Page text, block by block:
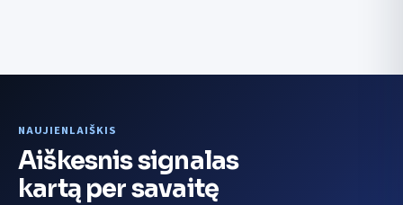
NAUJIENLAIŠKIS
Aiškesnis signalas
kartą per savaitę